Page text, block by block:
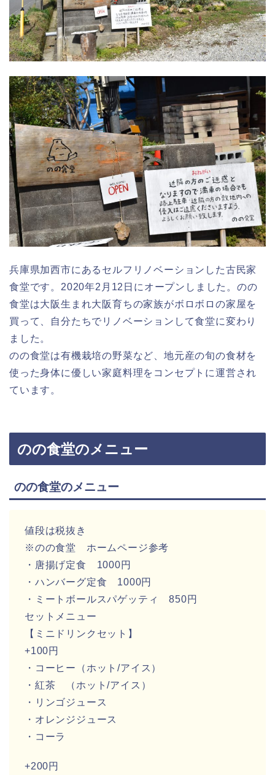
兵庫県加西市にあるセルフリノベーションした古民家
食堂です。2020年2月12日にオープンしました。のの
食堂は大阪生まれ大阪育ちの家族がボロボロの家屋を
買って、自分たちでリノベーションして食堂に変わり
ました。
のの食堂は有機栽培の野菜など、地元産の旬の食材を
使った身体に優しい家庭料理をコンセプトに運営され
ています。
のの食堂のメニュー
のの食堂のメニュー
値段は税抜き
※のの食堂 ホームページ参考
・唐揚げ定食 1000円
・ハンバーグ定食 1000円
・ミートボールスパゲッティ 850円
セットメニュー
【ミニドリンクセット】
+100円
・コーヒー（ホット/アイス）
・紅茶 （ホット/アイス）
・リンゴジュース
・オレンジジュース
・コーラ
+200円